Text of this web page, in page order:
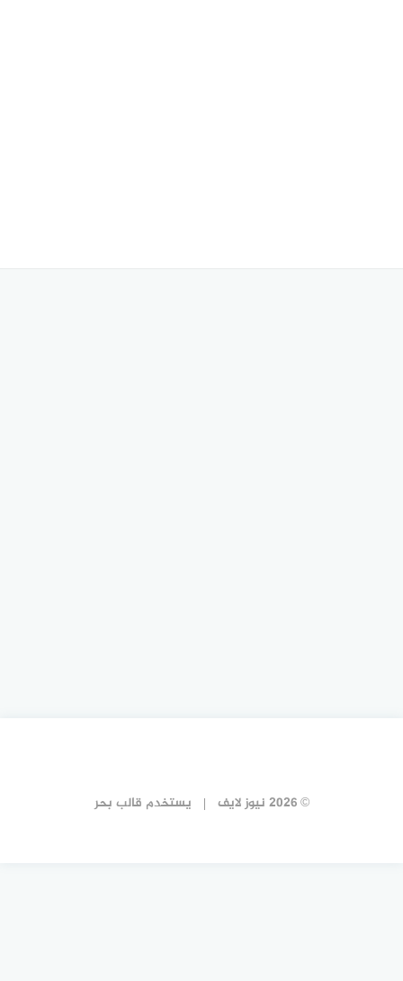
© 2026 نيوز لايف يستخدم قالب بحر